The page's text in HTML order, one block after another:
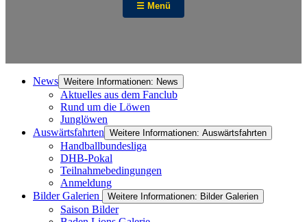
☰ Menü
News Weitere Informationen: News
Aktuelles aus dem Fanclub
Rund um die Löwen
Junglöwen
Auswärtsfahrten Weitere Informationen: Auswärtsfahrten
Handballbundesliga
DHB-Pokal
Teilnahmebedingungen
Anmeldung
Bilder Galerien
Weitere Informationen: Bilder Galerien
Saison Bilder